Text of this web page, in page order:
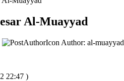
Al-Muayyad
Author: al-muayyad
22:47 )